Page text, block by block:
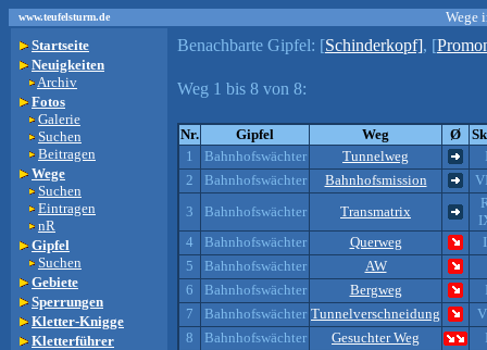
www.teufelsturm.de
Wege
Startseite
Neuigkeiten
Archiv
Fotos
Galerie
Suchen
Beitragen
Wege
Suchen
Eintragen
nR
Gipfel
Suchen
Gebiete
Sperrungen
Kletter-Knigge
Kletterführer
Benachbarte Gipfel: [Schinderkopf], [
Weg 1 bis 8 von 8:
Nr. Gipfel Weg Ø
1
Bahnhofswächter Tunnelweg
2
Bahnhofswächter Bahnhofsmission
3
Bahnhofswächter Transmatrix
4
Bahnhofswächter Querweg
5
Bahnhofswächter
AW
6
Bahnhofswächter Bergweg
7
Bahnhofswächter Tunnelverschneidung
8
Bahnhofswächter Gesuchter Weg